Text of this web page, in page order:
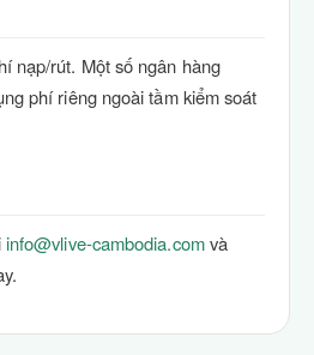
nạp/rút. Một số ngân hàng
phí riêng ngoài tầm kiểm soát
info@vlive-cambodia.comvà